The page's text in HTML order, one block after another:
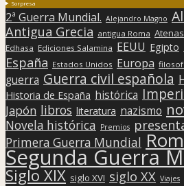
Sorpresa
2ª Guerra Mundial. Alejandro Magno
Antigua Grecia antigua Roma Atenas
Edhasa Ediciones Salamina EEUU Egipto
España Estados Unidos Europa
guerra Guerra civil española
Historia de España histórica
Japón libros literatura nazismo
Novela histórica Premios
Primera Guerra Mundial
Segunda Guerra
Siglo XIX siglo XVI siglo XX Viajes